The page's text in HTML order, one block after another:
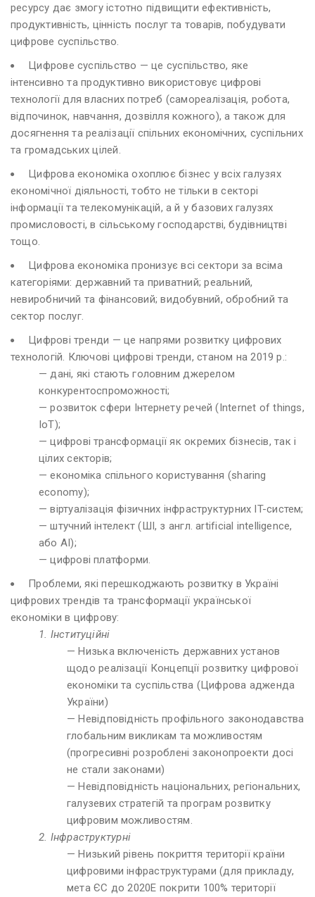
ресурсу дає змогу істотно підвищити ефективність,
продуктивність, цінність послуг та товарів, побудувати
цифрове суспільство.
Цифрове суспільство — це суспільство, яке
інтенсивно та продуктивно використовує цифрові
технології для власних потреб (самореалізація, робота,
відпочинок, навчання, дозвілля кожного), а також для
досягнення та реалізації спільних економічних, суспільних
та громадських цілей.
Цифрова економіка охоплює бізнес у всіх галузях
економічної діяльності, тобто не тільки в секторі
інформації та телекомунікацій, а й у базових галузях
промисловості, в сільському господарстві, будівництві
тощо.
Цифрова економіка пронизує всі сектори за всіма
категоріями: державний та приватний; реальний,
невиробничий та фінансовий; видобувний, обробний та
сектор послуг.
Цифрові тренди — це напрями розвитку цифрових
технологій. Ключові цифрові тренди, станом на 2019 р.:
— дані, які стають головним джерелом
конкурентоспроможності;
— розвиток сфери Інтернету речей (Internet of things,
IoT);
— цифрові трансформації як окремих бізнесів, так і
цілих секторів;
— економіка спільного користування (sharing
economy);
— віртуалізація фізичних інфраструктурних IT-систем;
— штучний інтелект (ШІ, з англ. artificial intelligence,
або AI);
— цифрові платформи.
Проблеми, які перешкоджають розвитку в Україні
цифрових трендів та трансформації української
економіки в цифрову:
1. Інституційні
— Низька включеність державних установ
щодо реалізації Концепції розвитку цифрової
економіки та суспільства (Цифрова адженда
України)
— Невідповідність профільного законодавства
глобальним викликам та можливостям
(прогресивні розроблені законопроекти досі
не стали законами)
— Невідповідність національних, регіональних,
галузевих стратегій та програм розвитку
цифровим можливостям.
2. Інфраструктурні
— Низький рівень покриття території країни
цифровими інфраструктурами (для прикладу,
мета ЄС до 2020Е покрити 100% території